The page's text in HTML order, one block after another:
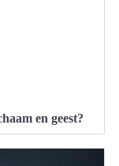
en geest?